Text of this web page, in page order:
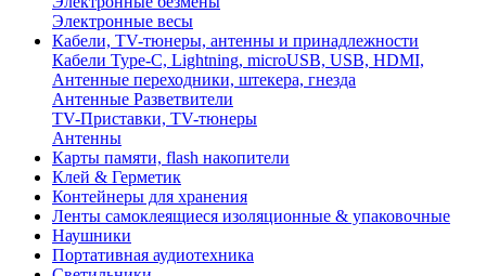
Электронные весы
Кабели, TV-тюнеры, антенны и принадлежности
Кабели Type-C, Lightning, microUSB, USB, HDMI,
Антенные переходники, штекера, гнезда
Антенные Разветвители
TV-Приставки, TV-тюнеры
Антенны
Карты памяти, flash накопители
Клей & Герметик
Контейнеры для хранения
Ленты самоклеящиеся изоляционные & упаковочные
Наушники
Портативная аудиотехника